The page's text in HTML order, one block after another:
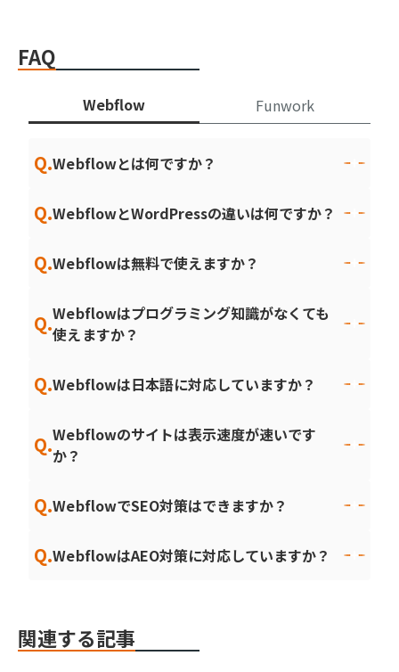
FAQ
Webflow Funwork
Q.Webflowとは何ですか？
Q.WebflowとWordPressの違いは何ですか？
Q.Webflowは無料で使えますか？
Q.Webflowはプログラミング知識がなくても
使えますか？
Q.Webflowは日本語に対応していますか？
Q.Webflowのサイトは表示速度が速いです
か？
Q.WebflowでSEO対策はできますか？
Q.WebflowはAEO対策に対応していますか？
関連する記事